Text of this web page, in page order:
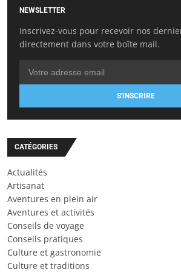
NEWSLETTER
Inscrivez-vous pour recevoir nos
directement dans votre boîte mail.
S'INSCRIRE
CATÉGORIES
Actualités
Artisanat
Aventures en plein air
Aventures et activités
Conseils de voyage
Conseils pratiques
Culture et gastronomie
Culture et traditions